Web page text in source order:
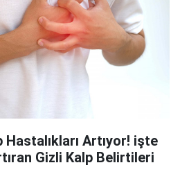
Hastalıkları Artıyor! işte
Gizli Kalp Belirtileri